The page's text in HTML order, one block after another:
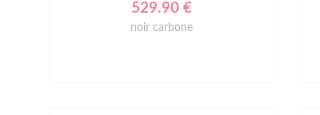
529.90 €
noir carbone